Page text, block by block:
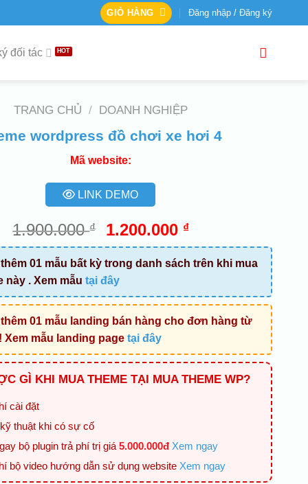
GIỎ HÀNG Đăng nhập / Đăng ký
đối tác
TRANG CHỦ / DOANH NGHIỆP
wordpress đồ chơi xe hơi 4
Mã website:
LINK DEMO
1.900.000₫
Giá
gốc
là:
1.900.000 ₫.
1.200.000 ₫Giá
hiện
tại
1.200.000 ₫.
01 mẫu bất kỳ trong danh sách trên khi mua
này . Xem mẫu tại đây
01 mẫu landing bán hàng cho đơn hàng từ
Xem mẫu landing page tại đây
GÌ KHI MUA THEME TẠI MUA THEME WP?
cài đặt
thuật khi có sự cố
bộ plugin trả phí trị giá 5.000.000đ Xem ngay
bộ video hướng dẫn sử dụng website Xem ngay